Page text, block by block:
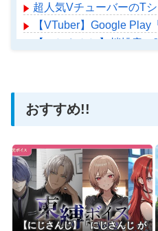
超人気VチューバーのT
【VTuber】Google
【にじさんじ】梢桃音
おすすめ!!
【にじさんじ】「にじさんじ が